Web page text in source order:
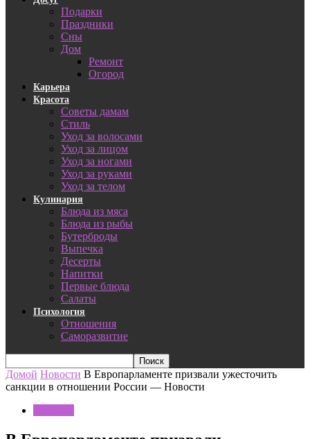
Подарки
Праздники
Сны
Дом
Ремонт
Огород
Карьера
Красота
Советы дамам
Стиль
Уход за волосами
Уход за лицом
Уход за ногами
Уход за руками
Уход за телом
Кулинария
Блюда из мяса
Блюда из рыбы
Бутерброды
Выпечка
Десерты
Напитки
Первые блюда
Салаты
Психология
Отношения
Саморазвитие
Домой Новости В Европарламенте призвали ужесточить
санкции в отношении России — Новости